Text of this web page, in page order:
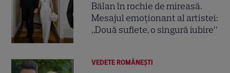
Bălan în rochie de mireasă.
Mesajul emoționant al artistei:
„Două suflete, o singură iubire”
VEDETE ROMÂNEŞTI